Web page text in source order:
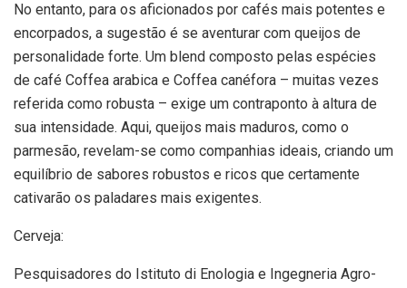
No entanto, para os aficionados por cafés mais potentes e
encorpados, a sugestão é se aventurar com queijos de
personalidade forte. Um blend composto pelas espécies
de café Coffea arabica e Coffea canéfora – muitas vezes
referida como robusta – exige um contraponto à altura de
sua intensidade. Aqui, queijos mais maduros, como o
parmesão, revelam-se como companhias ideais, criando um
equilíbrio de sabores robustos e ricos que certamente
cativarão os paladares mais exigentes.
Cerveja:
Pesquisadores do Istituto di Enologia e Ingegneria Agro-